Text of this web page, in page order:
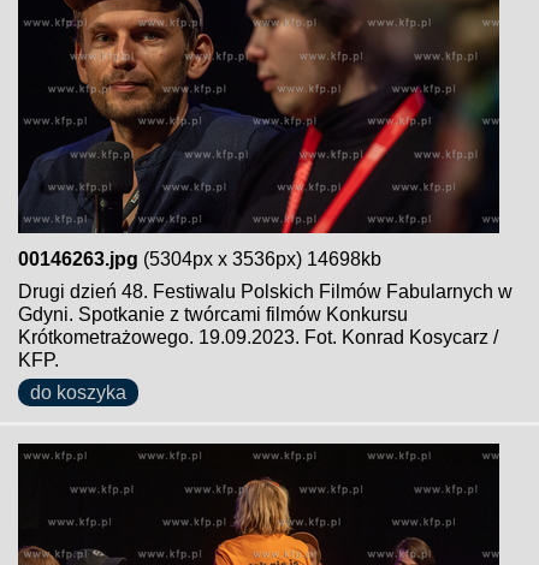
00146263.jpg (5304px x 3536px) 14698kb
Drugi dzień 48. Festiwalu Polskich Filmów Fabularnych w
Gdyni. Spotkanie z twórcami filmów Konkursu
Krótkometrażowego. 19.09.2023. Fot. Konrad Kosycarz /
KFP.
do koszyka